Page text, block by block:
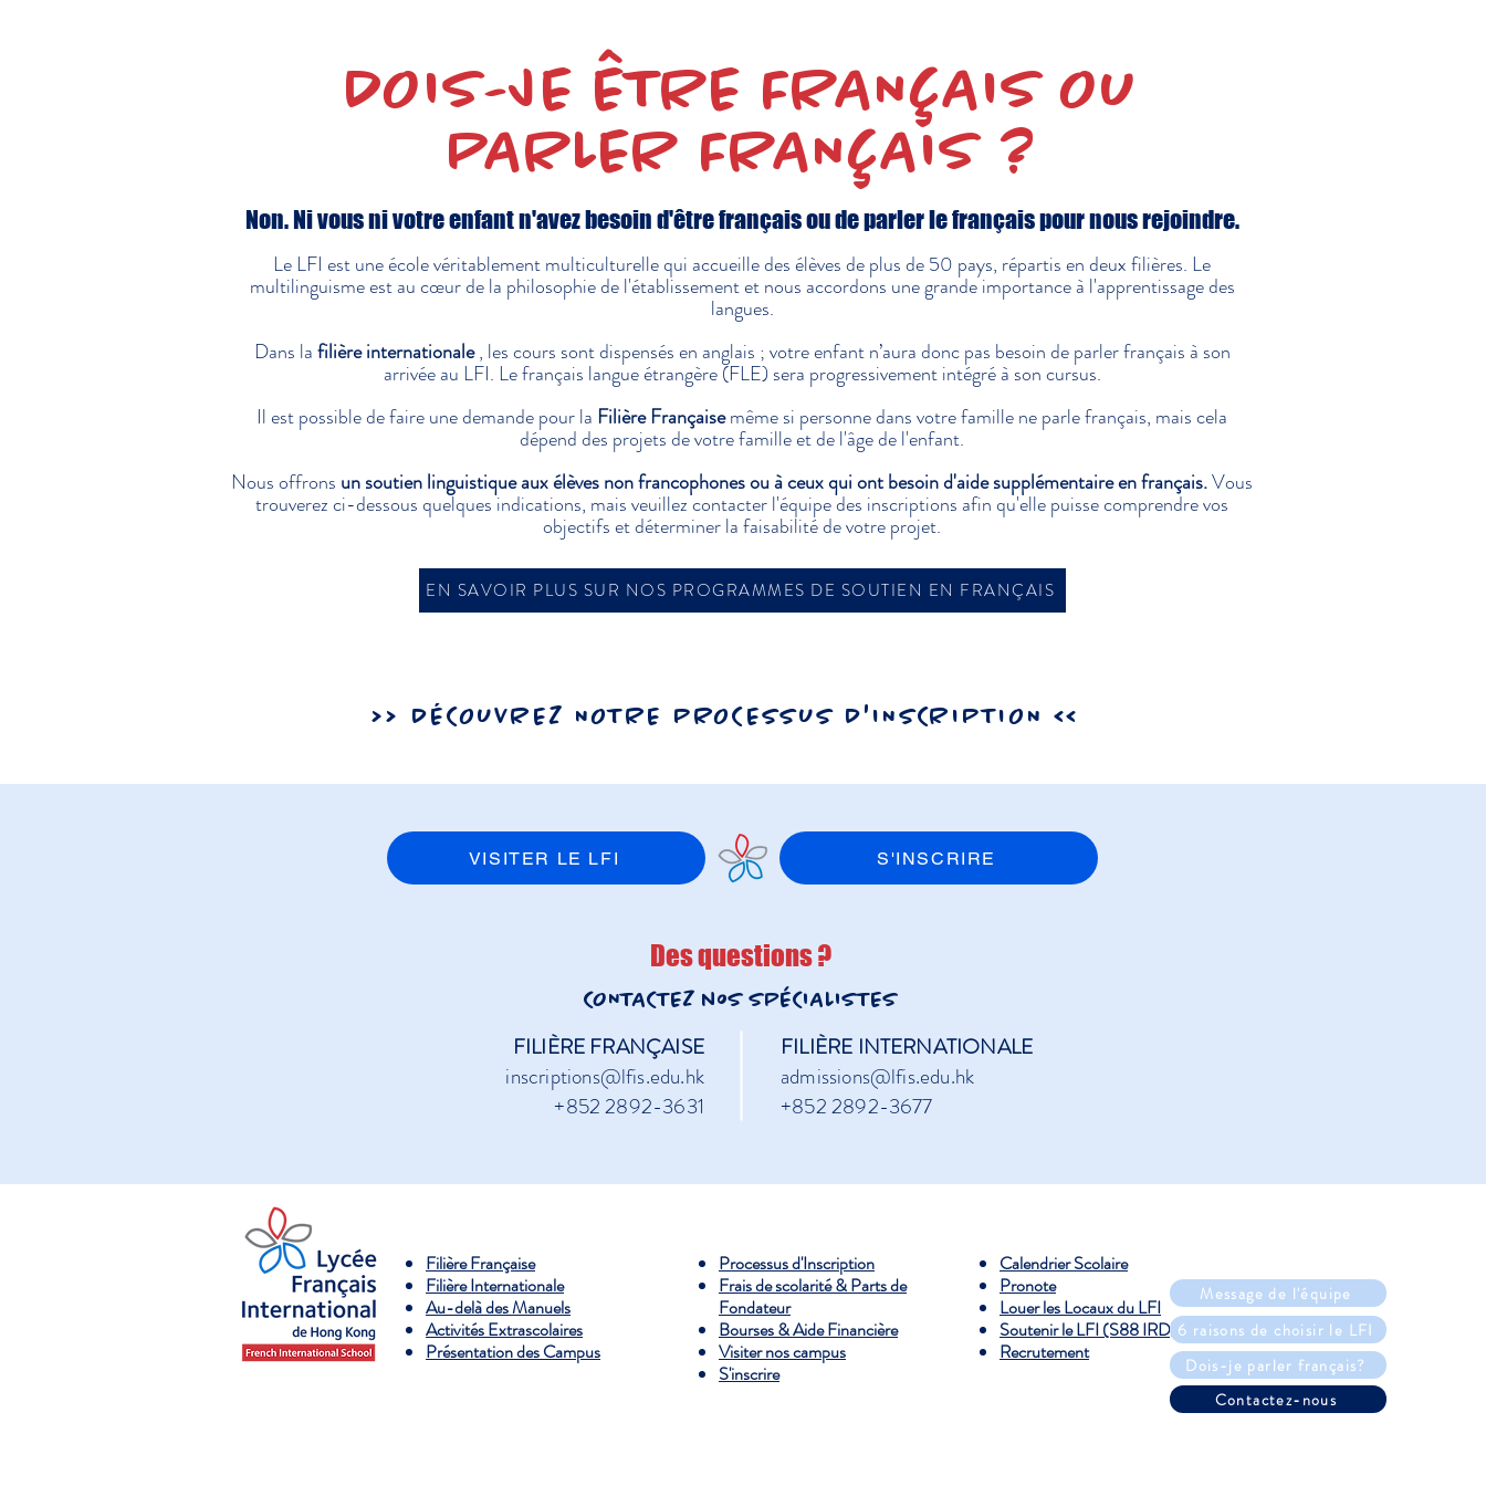
DOIS-JE ÊTRE FRANÇAIS OU
PARLER FRANÇAIS ?
Non. Ni vous ni votre enfant n'avez besoin d'être français ou de parler le français pour nous rejoindre.
Le LFI est une école véritablement multiculturelle qui accueille des élèves de plus de 50 pays, répartis en deux filières. Le
multilinguisme est au cœur de la philosophie de l'établissement et nous accordons une grande importance à l'apprentissage des
langues.
Dans lafilière internationale, les cours sont dispensés en anglais ; votre enfant n’aura donc pas besoin de parler français à son
arrivée au LFI. Le français langue étrangère (FLE) sera progressivement intégré à son cursus.
Il est possible de faire une demande pour la Filière Françaisemême si personne dans votre famille ne parle français, mais cela
dépend des projets de votre famille et de l'âge de l'enfant.
Nous offrons un soutien linguistique aux élèves non francophones ou à ceux qui ont besoin d'aide supplémentaire en français.Vous
trouverez ci-dessous quelques indications, mais veuillez contacter l'équipe des inscriptions afin qu'elle puisse comprendre vos
objectifs et déterminer la faisabilité de votre projet.
EN SAVOIR PLUS SUR NOS PROGRAMMES DE SOUTIEN EN FRANÇAIS
>> DÉCOUVREZ NOTRE PROCESSUS D'INSCRIPTION <<
VISITER LE LFI S'INSCRIRE
Des questions ?
CONTACTEZ noS SPÉCIALISTES
FILIÈRE FRANÇAISE
inscriptions@lfis.edu.hk
+852 2892-3631
FILIÈRE INTERNATIONALE
admissions@lfis.edu.hk
+852 2892-3677
Message de l'équipe
6 raisons de choisir le LFI
Dois-je parler français?
Contactez-nous
Filière Française
Filière Internationale
Au-delà des Manuels
Activités Extrascolaires
Présentation des Campus
Processus d'Inscription
Frais de scolarité & Parts de
Fondateur
Bourses & Aide Financière
Visiter nos campus
S'inscrire
Calendrier Scolaire
Pronote
Louer les Locaux du LFI
Soutenir le LFI (S88 IRD)
Recrutement